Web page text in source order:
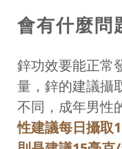
會有什麼問
鋅功效要能正常
量，鋅的建議攝
不同，成年男性
性建議每日攝取